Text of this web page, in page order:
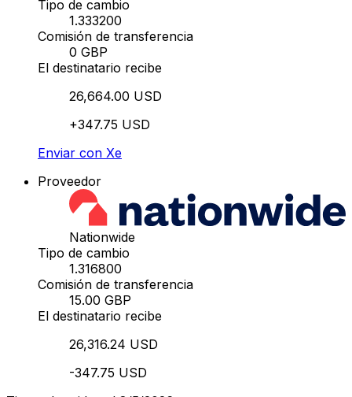
Tipo de cambio
1.333200
Comisión de transferencia
0 GBP
El destinatario recibe
26,664.00 USD
+347.75 USD
Enviar con Xe
Proveedor
Nationwide
Tipo de cambio
1.316800
Comisión de transferencia
15.00 GBP
El destinatario recibe
26,316.24 USD
-347.75 USD